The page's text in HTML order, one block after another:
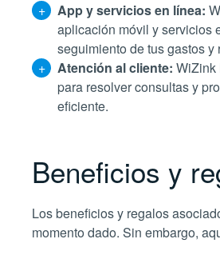
App y servicios en línea:
aplicación móvil y servicios
seguimiento de tus gastos
Atención al cliente: WiZink
para resolver consultas y
eficiente.
Beneficios y
Los beneficios y regalos
momento dado. Sin embargo,